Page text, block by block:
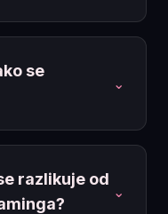
se
⌄
razlikuje od
⌄